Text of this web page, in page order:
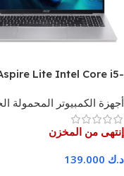
Lite Intel Core i5-
15.6 بوصة FHD - ضمان لمدة عام
أجهزة الكمبيوتر المحمولة
إنتهى من المخزن
د.ك